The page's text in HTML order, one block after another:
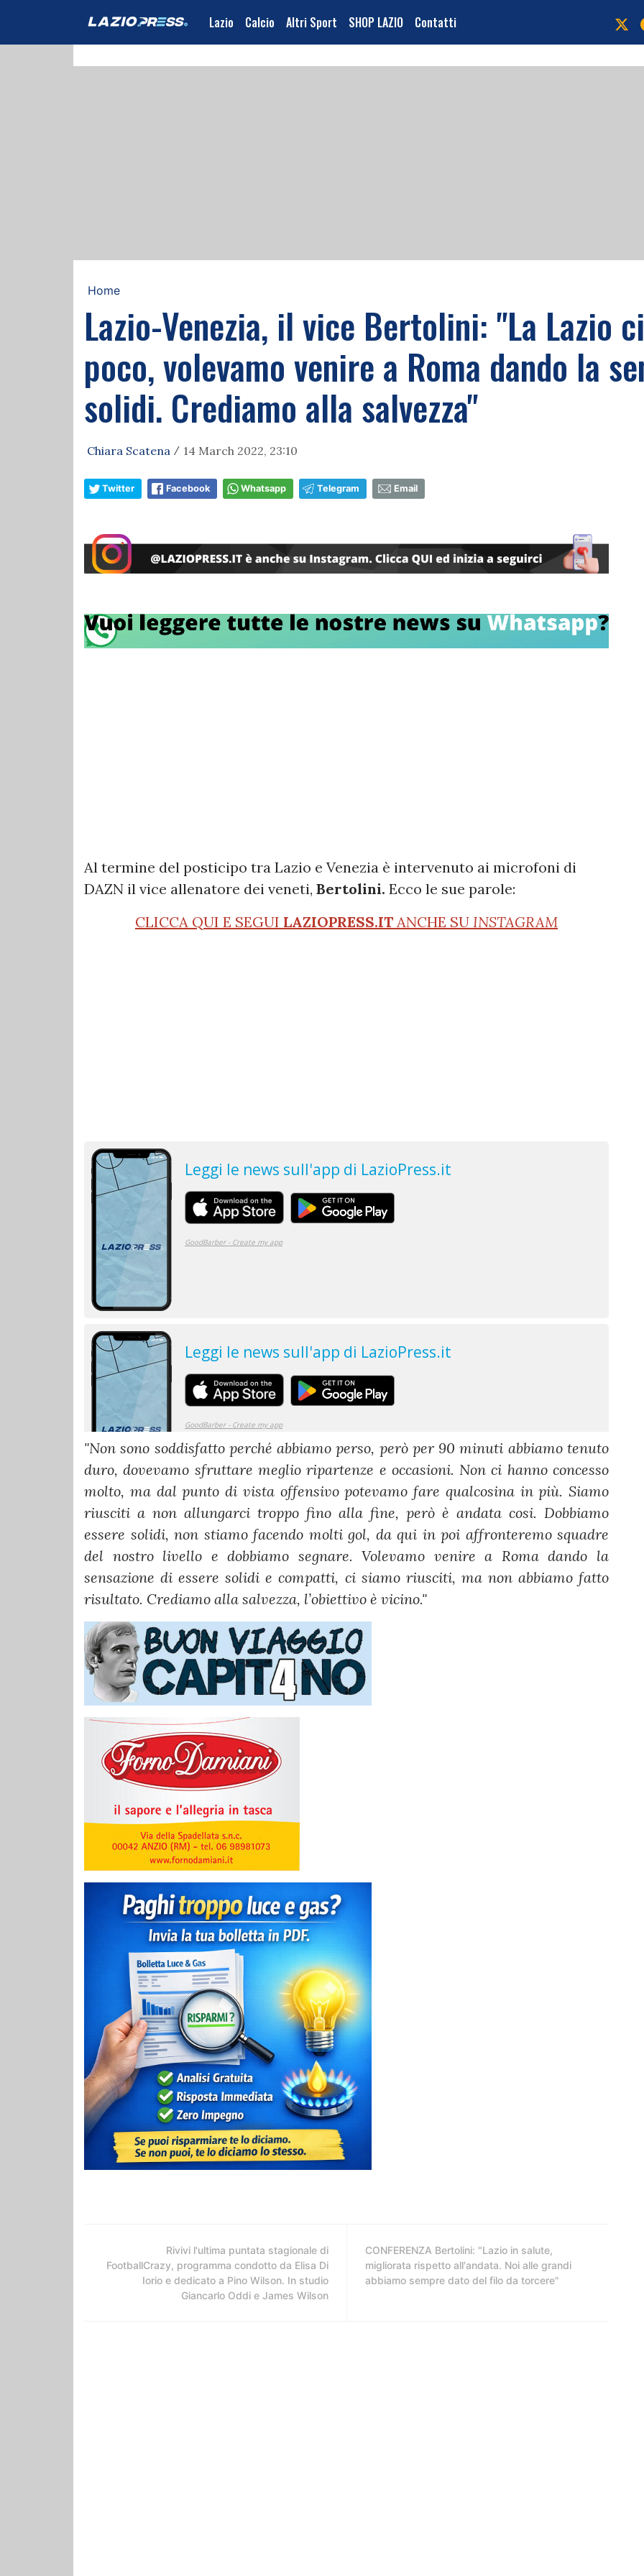
Lazio Calcio Altri Sport SHOP LAZIO Contatti
Home
Lazio-Venezia, il vice Bertolini: "La Lazio
poco, volevamo venire a Roma dando la
solidi. Crediamo alla salvezza"
Chiara Scatena / 14 March 2022, 23:10
Twitter Facebook Whatsapp Telegram Email
Al termine del posticipo tra Lazio e Venezia è intervenuto ai microfoni di
DAZN il vice allenatore dei veneti, Bertolini. Ecco le sue parole:
CLICCA QUI E SEGUI LAZIOPRESS.IT ANCHE SU INSTAGRAM
"Non sono soddisfatto perché abbiamo perso, però per 90 minuti abbiamo tenuto
duro, dovevamo sfruttare meglio ripartenze e occasioni. Non ci hanno concesso
molto, ma dal punto di vista offensivo potevamo fare qualcosina in più. Siamo
riusciti a non allungarci troppo fino alla fine, però è andata cosi. Dobbiamo
essere solidi, non stiamo facendo molti gol, da qui in poi affronteremo squadre
del nostro livello e dobbiamo segnare. Volevamo venire a Roma dando la
sensazione di essere solidi e compatti, ci siamo riusciti, ma non abbiamo fatto
risultato. Crediamo alla salvezza, l’obiettivo è vicino."
Rivivi l'ultima puntata stagionale di
FootballCrazy, programma condotto da Elisa Di
Iorio e dedicato a Pino Wilson. In studio
Giancarlo Oddi e James Wilson
CONFERENZA Bertolini: "Lazio in salute,
migliorata rispetto all'andata. Noi alle grandi
abbiamo sempre dato del filo da torcere"